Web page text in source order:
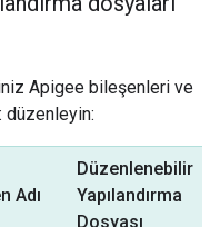
Apigee bileşenleri ve
Adı
Düzenlenebilir
Yapılandırma
Dosyası